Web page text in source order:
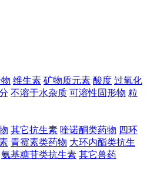
维生素 矿物质元素 酸度 过氧化
不溶于水杂质 可溶性固形物 粒
其它抗生素 喹诺酮类药物 四环
青霉素类药物 大环内酯类抗生
氨基糖苷类抗生素 其它兽药